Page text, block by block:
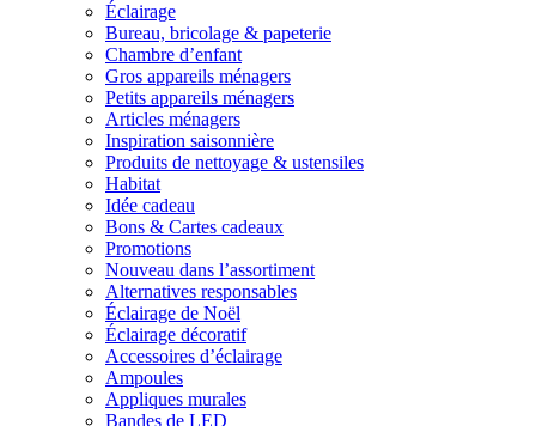
Éclairage
Bureau, bricolage & papeterie
Chambre d’enfant
Gros appareils ménagers
Petits appareils ménagers
Articles ménagers
Inspiration saisonnière
Produits de nettoyage & ustensiles
Habitat
Idée cadeau
Bons & Cartes cadeaux
Promotions
Nouveau dans l’assortiment
Alternatives responsables
Éclairage de Noël
Éclairage décoratif
Accessoires d’éclairage
Ampoules
Appliques murales
Bandes de LED